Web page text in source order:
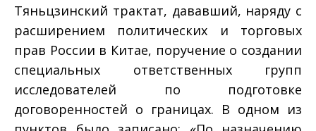
Тяньцзинский трактат, дававший, наряду с
расширением политических и торговых
прав России в Китае, поручение о создании
специальных ответственных групп
исследователей по подготовке
договоренностей о границах. В одном из